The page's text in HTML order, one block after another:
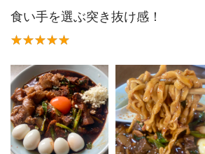
食い手を選ぶ突き抜け感！